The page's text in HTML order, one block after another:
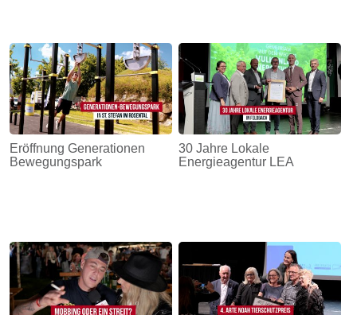
Eröffnung Generationen
Bewegungspark
30 Jahre Lokale
Energieagentur LEA